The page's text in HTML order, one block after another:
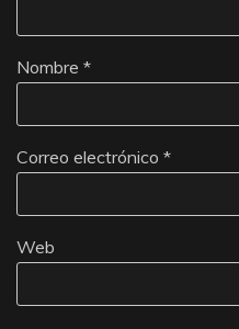
Nombre *
Correo electrónico *
Web